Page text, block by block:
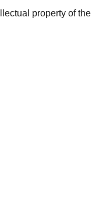
property of the